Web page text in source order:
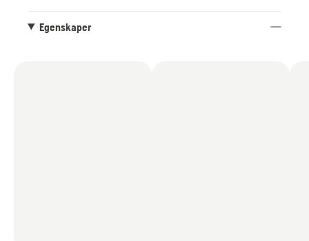
lavt støynivå og et hyggelig arbeidsmiljø.
Egenskaper